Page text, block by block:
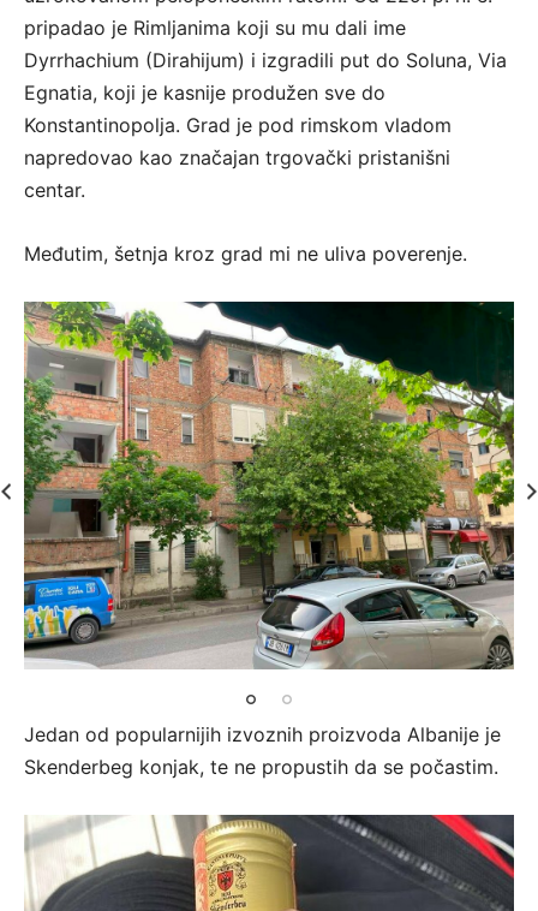
pripadao je Rimljanima koji su mu dali ime
Dyrrhachium (Dirahijum) i izgradili put do Soluna, Via
Egnatia, koji je kasnije produžen sve do
Konstantinopolja. Grad je pod rimskom vladom
napredovao kao značajan trgovački pristanišni
centar.
Međutim, šetnja kroz grad mi ne uliva poverenje.
Jedan od popularnijih izvoznih proizvoda Albanije je
Skenderbeg konjak, te ne propustih da se počastim.